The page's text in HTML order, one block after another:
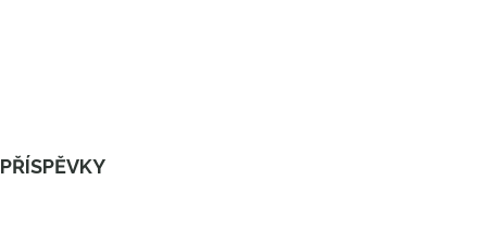
PŘÍSPĚVKY